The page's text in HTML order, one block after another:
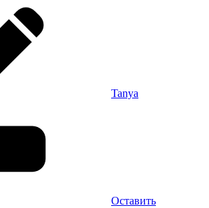
Tanya
Оставить